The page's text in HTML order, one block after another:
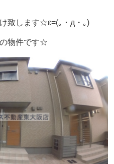
致します☆ε=(｡・д・｡)
物件です☆